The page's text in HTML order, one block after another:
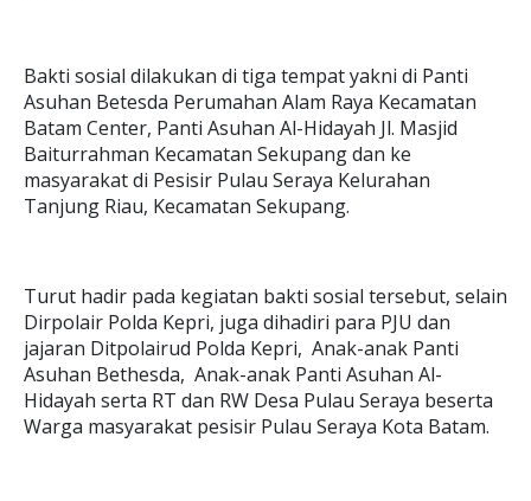
Bakti sosial dilakukan di tiga tempat yakni di Panti
Asuhan Betesda Perumahan Alam Raya Kecamatan
Batam Center, Panti Asuhan Al-Hidayah Jl. Masjid
Baiturrahman Kecamatan Sekupang dan ke
masyarakat di Pesisir Pulau Seraya Kelurahan
Tanjung Riau, Kecamatan Sekupang.
Turut hadir pada kegiatan bakti sosial tersebut, selain
Dirpolair Polda Kepri, juga dihadiri para PJU dan
jajaran Ditpolairud Polda Kepri, Anak-anak Panti
Asuhan Bethesda, Anak-anak Panti Asuhan Al-
Hidayah serta RT dan RW Desa Pulau Seraya beserta
Warga masyarakat pesisir Pulau Seraya Kota Batam.